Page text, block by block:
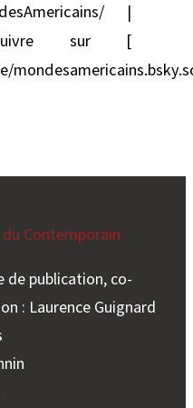
|
sur [
Contemporain
de publication, co-
: Laurence Guignard